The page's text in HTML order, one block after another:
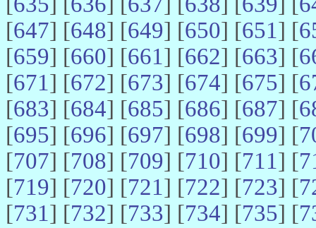
[647] [648] [649] [650] [651] [
[659] [660] [661] [662] [663] [
[671] [672] [673] [674] [675] [
[683] [684] [685] [686] [687] [
[695] [696] [697] [698] [699] [
[707] [708] [709] [710] [711] [
[719] [720] [721] [722] [723] [
[731] [732] [733] [734] [735] [